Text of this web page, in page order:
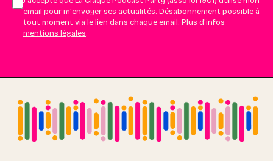
email pour m'envoyer ses actualités. Désabonnement possible à
tout moment via le lien dans chaque email. Plus d'infos :
mentions légales.